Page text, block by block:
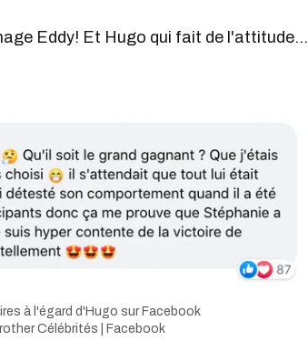
Eddy! Et Hugo qui fait de l'attitude...
à l'égard d'Hugo sur Facebook
Célébrités | Facebook